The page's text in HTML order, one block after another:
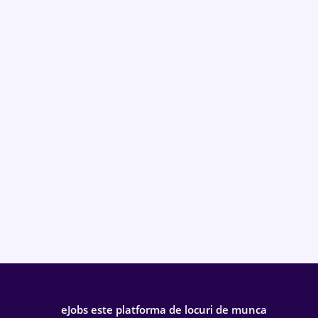
eJobs este platforma de locuri de munca